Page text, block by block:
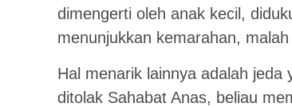
dimengerti oleh anak kecil,
menunjukkan kemarahan,
Hal menarik lainnya adalah jeda
ditolak Sahabat Anas, beliau